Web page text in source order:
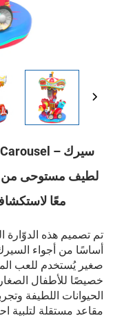
لطيف مستوحى من
معًا
تم تصميم هذه
أساسًا من أجواء
صغير يُستخدم للعب
خصيصًا للأطفال
الحيوانات اللطيفة
مقاعد مستقلة لتلبية